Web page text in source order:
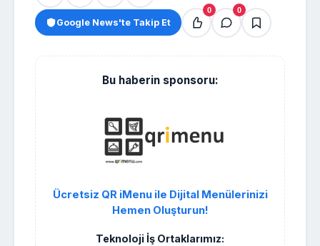
Google News'te Takip Et
0 0
Bu haberin sponsoru:
Ücretsiz QR iMenu ile Dijital Menülerinizi
Hemen Oluşturun!
Teknoloji İş Ortaklarımız: